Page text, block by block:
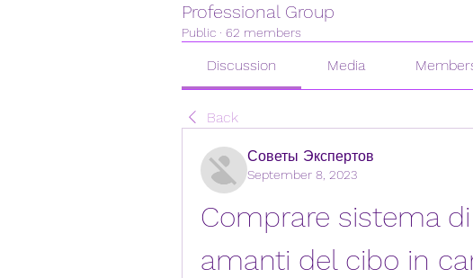
Professional Group
Public · 62 members
Discussion Media
Back
Советы Экспертов
September 8, 2023
Comprare sistema
amanti del cibo in